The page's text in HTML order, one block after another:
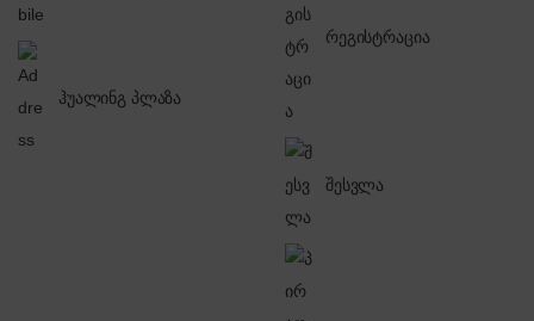
ჰუალინგ პლაზა
რეგისტრაცია
შესვლა